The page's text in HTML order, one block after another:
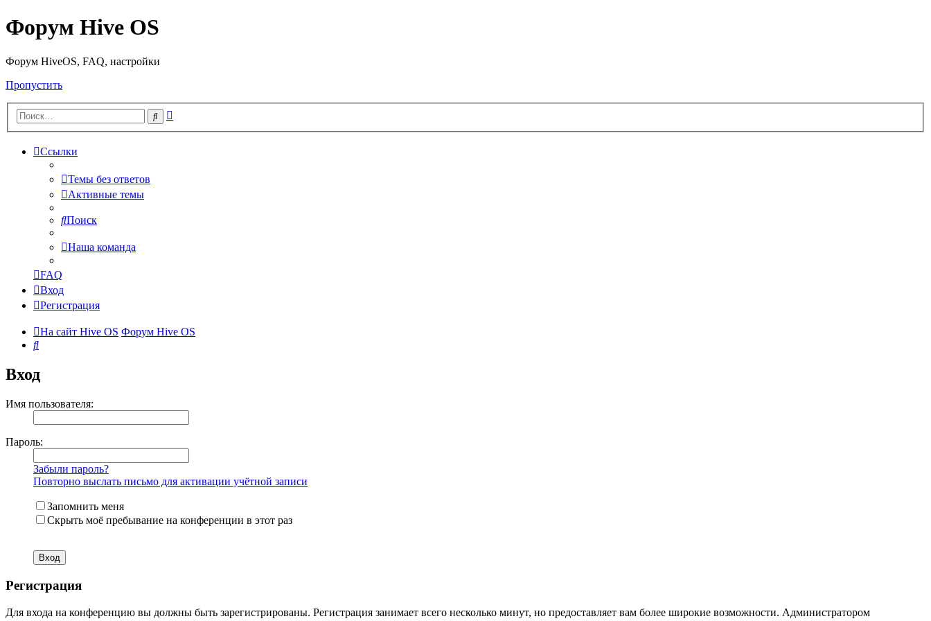
Форум Hive OS
Форум HiveOS, FAQ, настройки
Пропустить
Поиск
Ссылки
Темы без ответов
Активные темы
Поиск
Наша команда
FAQ
Вход
Регистрация
На сайт Hive OS Форум Hive OS
Поиск
Вход
Имя пользователя:
Пароль:
Забыли пароль?
Повторно выслать письмо для активации учётной записи
Запомнить меня
Скрыть моё пребывание на конференции в этот раз
Регистрация
Для входа на конференцию вы должны быть зарегистрированы. Регистрация занимает всего несколько минут, но предоставляет вам более широкие возможности. Администратором